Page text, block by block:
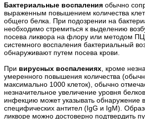
Бактериальные воспаления обычно
выраженным повышением количества
общего белка. При подозрении на
необходимо стремиться к выделению
посева ликвора на флору или методом
системного воспаления бактериальный
обнаруживают путем посева крови.
При вирусных воспалениях , кроме
умеренного повышения количества
максимально 1000 клеток), обычно
незначительное увеличение уровня
инфекцию может указывать обнаружение
специфических антител (IgG и IgM).
ликворе можно достоверно подтвердить